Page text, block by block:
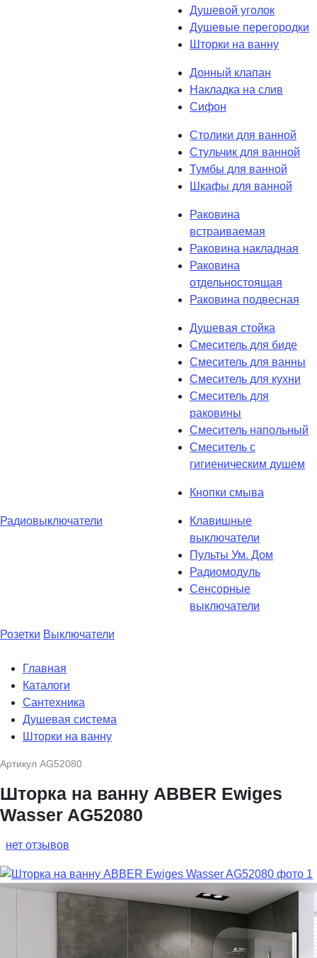
Душевой уголок
Душевые перегородки
Шторки на ванну
Донный клапан
Накладка на слив
Сифон
Столики для ванной
Стульчик для ванной
Тумбы для ванной
Шкафы для ванной
Раковина
встраиваемая
Раковина накладная
Раковина
отдельностоящая
Раковина подвесная
Душевая стойка
Смеситель для биде
Смеситель для ванны
Смеситель для кухни
Смеситель для
раковины
Смеситель напольный
Смеситель с
гигиеническим душем
Кнопки смыва
Радиовыключатели
Клавишные
выключатели
Пульты Ум. Дом
Радиомодуль
Сенсорные
выключатели
Розетки Выключатели
Главная
Каталоги
Сантехника
Душевая система
Шторки на ванну
Артикул AG52080
Шторка на ванну ABBER Ewiges
Wasser AG52080
нет отзывов